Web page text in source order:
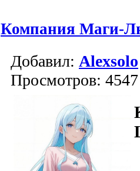
Компания Маги-
Добавил: Alexsolo
Просмотров: 4547